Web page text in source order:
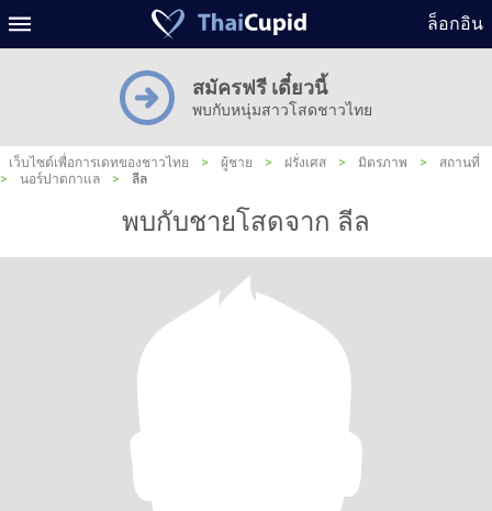
ล็อกอิน
สมัครฟรี เดี๋ยวนี้
พบกับหนุ่มสาวโสดชาวไทย
เว็บไซต์เพื่อการเดทของชาวไทย > ผู้ชาย > ฝรั่งเศส > มิตรภาพ >
สถานที่
>
นอร์ปาดกาแล > ลีล
พบกับชายโสดจาก ลีล